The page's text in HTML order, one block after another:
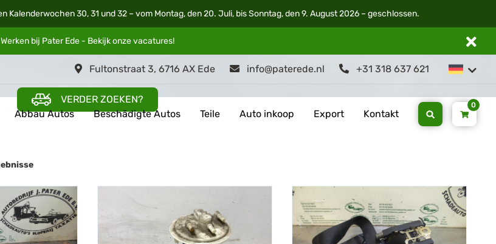
30, 31 und 32 – vom Montag, den 20. Juli, bis Sonntag, den 9. August 2026 – geschlossen.
Werken bij Pater Ede - Bekijk onzevacatures!
Fultonstraat 3, 6716 AX Ede info@paterede.nl +31 318 637 621
Abbau Autos Beschädigte Autos Teile Auto inkoop Export Kontakt
0
VERDER ZOEKEN?